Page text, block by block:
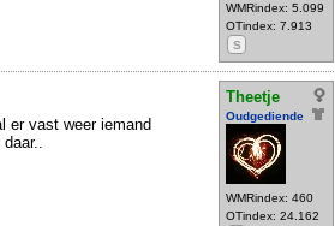
WMRindex: 5.099
OTindex: 7.913
S
Theetje
Oudgediende
WMRindex: 460
OTindex: 24.162
er vast weer iemand